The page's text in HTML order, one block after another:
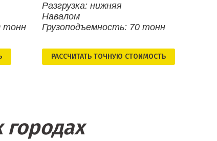
тонн
Разгрузка: нижняя
Навалом
Грузоподъемность: 70 тонн
РАСCЧИТАТЬ ТОЧНУЮ СТОИМОСТЬ
городах